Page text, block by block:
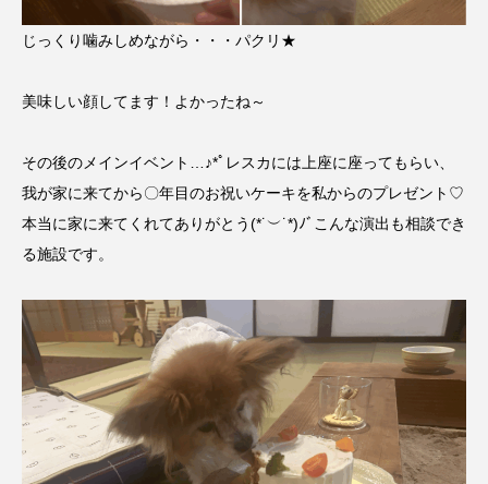
じっくり噛みしめながら・・・パクリ★
美味しい顔してます！よかったね～
その後のメインイベント…♪*ﾟレスカには上座に座ってもらい、
我が家に来てから〇年目のお祝いケーキを私からのプレゼント♡
本当に家に来てくれてありがとう(*˙︶˙*)ﾉﾞこんな演出も相談でき
る施設です。